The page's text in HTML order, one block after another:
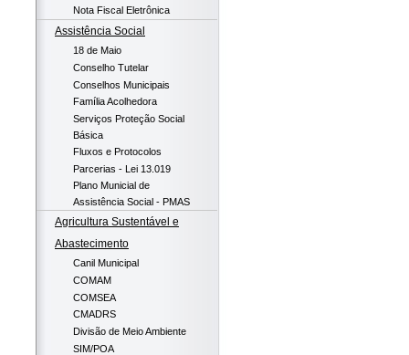
Nota Fiscal Eletrônica
Assistência Social
18 de Maio
Conselho Tutelar
Conselhos Municipais
Família Acolhedora
Serviços Proteção Social
Básica
Fluxos e Protocolos
Parcerias - Lei 13.019
Plano Municial de
Assistência Social - PMAS
Agricultura Sustentável e
Abastecimento
Canil Municipal
COMAM
COMSEA
CMADRS
Divisão de Meio Ambiente
SIM/POA